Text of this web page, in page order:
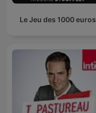
Le Jeu des 1000 euros